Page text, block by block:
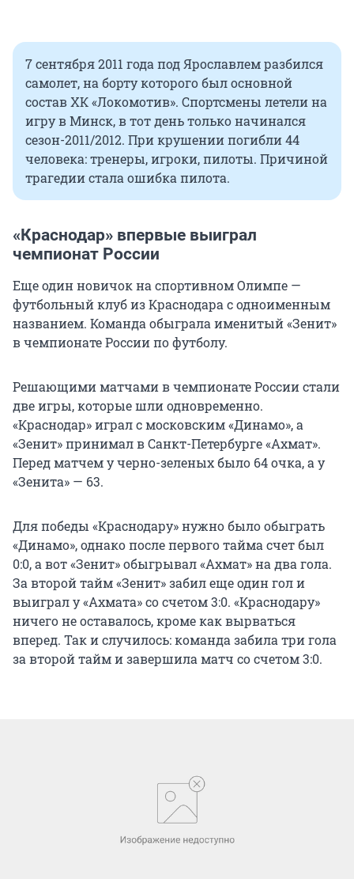
7 сентября 2011 года под Ярославлем разбился
самолет, на борту которого был основной
состав ХК «Локомотив». Спортсмены летели на
игру в Минск, в тот день только начинался
сезон-2011/2012. При крушении погибли 44
человека: тренеры, игроки, пилоты. Причиной
трагедии стала ошибка пилота.
«Краснодар» впервые выиграл
чемпионат России
Еще один новичок на спортивном Олимпе —
футбольный клуб из Краснодара с одноименным
названием. Команда обыграла именитый «Зенит»
в чемпионате России по футболу.
Решающими матчами в чемпионате России стали
две игры, которые шли одновременно.
«Краснодар» играл с московским «Динамо», а
«Зенит» принимал в Санкт-Петербурге «Ахмат».
Перед матчем у черно-зеленых было 64 очка, а у
«Зенита» — 63.
Для победы «Краснодару» нужно было обыграть
«Динамо», однако после первого тайма счет был
0:0, а вот «Зенит» обыгрывал «Ахмат» на два гола.
За второй тайм «Зенит» забил еще один гол и
выиграл у «Ахмата» со счетом 3:0. «Краснодару»
ничего не оставалось, кроме как вырваться
вперед. Так и случилось: команда забила три гола
за второй тайм и завершила матч со счетом 3:0.